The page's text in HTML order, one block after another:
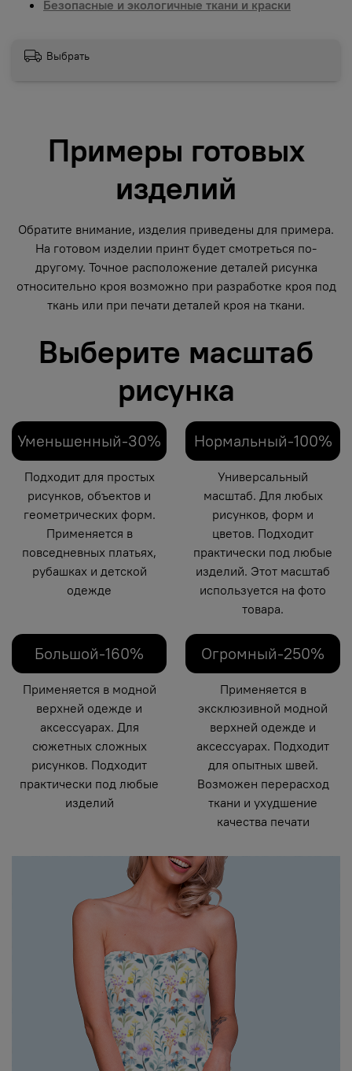
Безопасные и экологичные ткани и краски
Выбрать
Примеры готовых
изделий
Обратите внимание, изделия приведены для примера.
На готовом изделии принт будет смотреться по-
другому. Точное расположение деталей рисунка
относительно кроя возможно при разработке кроя под
ткань или при печати деталей кроя на ткани.
Выберите масштаб
рисунка
Уменьшенный-30%
Подходит для простых
рисунков, объектов и
геометрических форм.
Применяется в
повседневных платьях,
рубашках и детской
одежде
Нормальный-100%
Универсальный
масштаб. Для любых
рисунков, форм и
цветов. Подходит
практически под любые
изделий. Этот масштаб
используется на фото
товара.
Большой-160%
Применяется в модной
верхней одежде и
аксессуарах. Для
сюжетных сложных
рисунков. Подходит
практически под любые
изделий
Огромный-250%
Применяется в
эксклюзивной модной
верхней одежде и
аксессуарах. Подходит
для опытных швей.
Возможен перерасход
ткани и ухудшение
качества печати